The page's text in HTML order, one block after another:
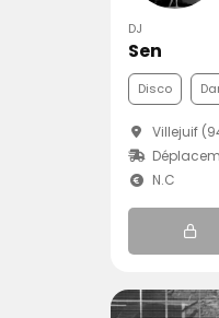
DJ
Sen
Disco
Villejuif
N.C